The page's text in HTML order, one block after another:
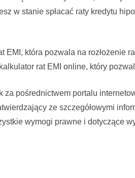
w stanie spłacać raty kredytu
która pozwala na rozłożenie
rat EMI online, który
pośrednictwem portalu
ze szczegółowymi
wymogi prawne i dotyczące